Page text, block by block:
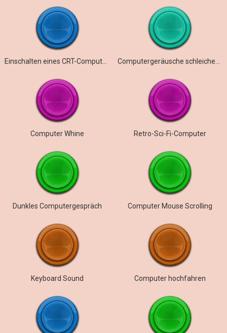
Einschalten eines CRT-Computermonitors
Computer Whine Retro-Sci-Fi-Computer
Dunkles Computergespräch Computer Mouse Scrolling
Keyboard Sound Computer hochfahren